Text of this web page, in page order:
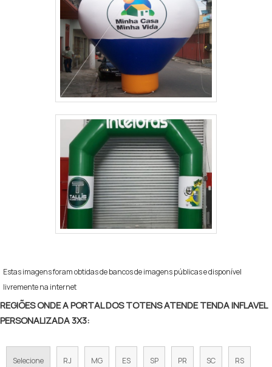
Estas imagens foram obtidas de bancos de imagens públicas e disponível
livremente na internet
REGIÕES ONDE A PORTAL DOS TOTENS ATENDE TENDA INFLAVEL
PERSONALIZADA 3X3:
Selecione RJ MG ES SP PR SC RS